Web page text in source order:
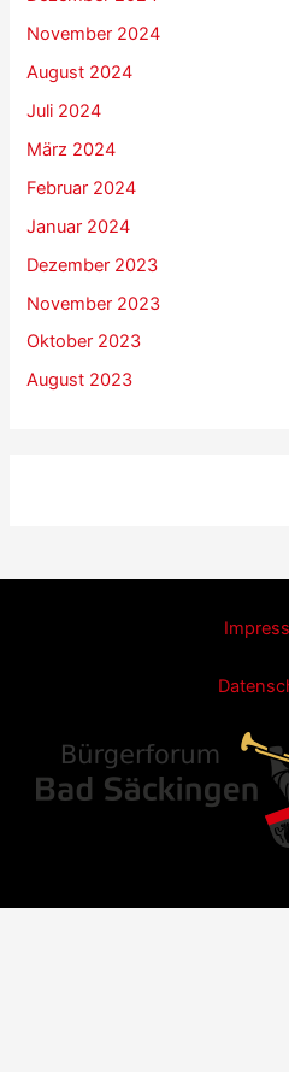
November 2024
August 2024
Juli 2024
März 2024
Februar 2024
Januar 2024
Dezember 2023
November 2023
Oktober 2023
August 2023